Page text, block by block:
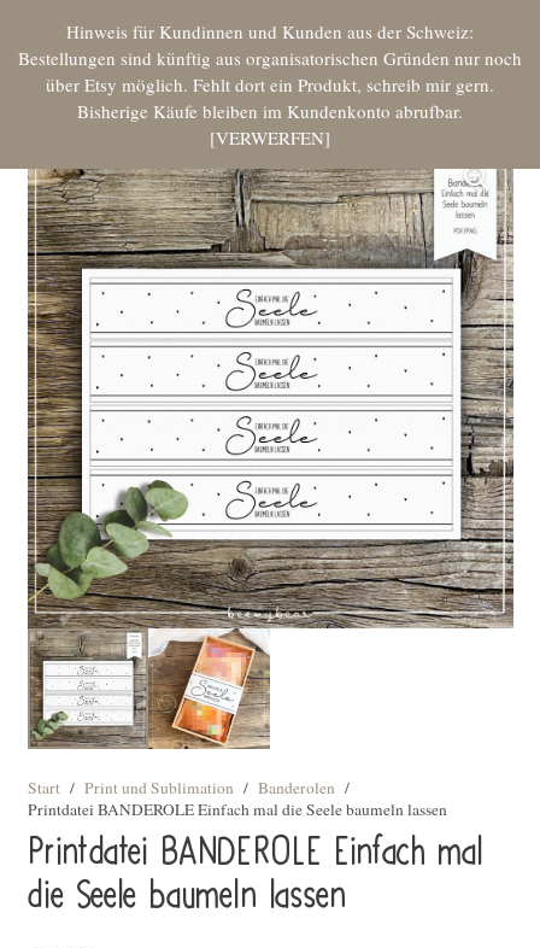
Hinweis für Kundinnen und Kunden aus der Schweiz:
Bestellungen sind künftig aus organisatorischen Gründen nur noch
über Etsy möglich. Fehlt dort ein Produkt, schreib mir gern.
Bisherige Käufe bleiben im Kundenkonto abrufbar.
VERWERFEN
Start / Print und Sublimation / Banderolen /
Printdatei BANDEROLE Einfach mal die Seele baumeln lassen
Printdatei BANDEROLE Einfach mal
die Seele baumeln lassen